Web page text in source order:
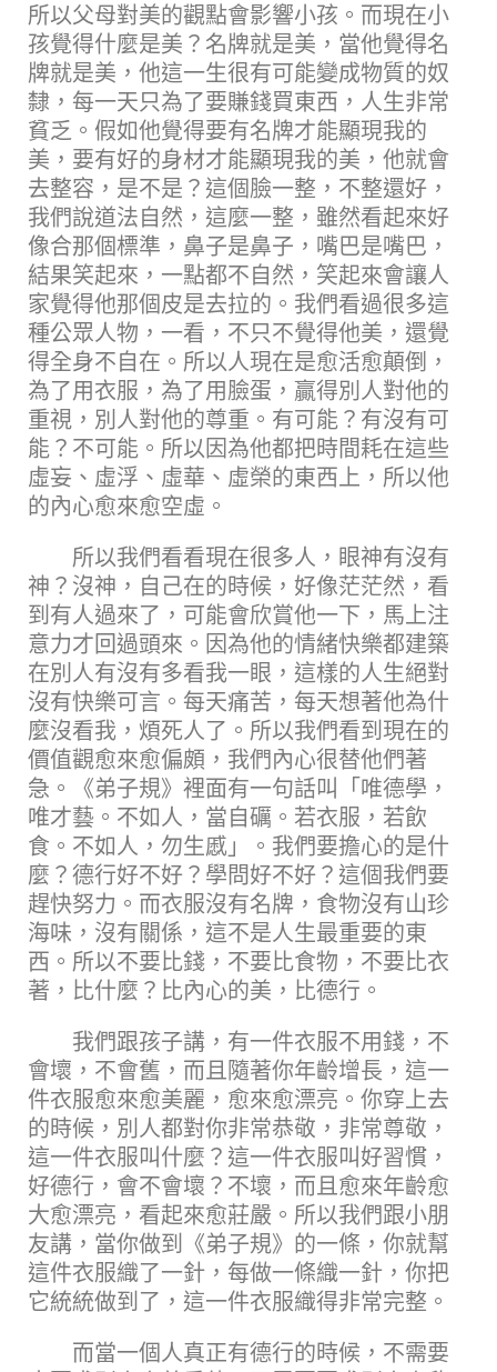
所以父母對美的觀點會影響小孩。而現在小
孩覺得什麼是美？名牌就是美，當他覺得名
牌就是美，他這一生很有可能變成物質的奴
隸，每一天只為了要賺錢買東西，人生非常
貧乏。假如他覺得要有名牌才能顯現我的
美，要有好的身材才能顯現我的美，他就會
去整容，是不是？這個臉一整，不整還好，
我們說道法自然，這麼一整，雖然看起來好
像合那個標準，鼻子是鼻子，嘴巴是嘴巴，
結果笑起來，一點都不自然，笑起來會讓人
家覺得他那個皮是去拉的。我們看過很多這
種公眾人物，一看，不只不覺得他美，還覺
得全身不自在。所以人現在是愈活愈顛倒，
為了用衣服，為了用臉蛋，贏得別人對他的
重視，別人對他的尊重。有可能？有沒有可
能？不可能。所以因為他都把時間耗在這些
虛妄、虛浮、虛華、虛榮的東西上，所以他
的內心愈來愈空虛。
所以我們看看現在很多人，眼神有沒有
神？沒神，自己在的時候，好像茫茫然，看
到有人過來了，可能會欣賞他一下，馬上注
意力才回過頭來。因為他的情緒快樂都建築
在別人有沒有多看我一眼，這樣的人生絕對
沒有快樂可言。每天痛苦，每天想著他為什
麼沒看我，煩死人了。所以我們看到現在的
價值觀愈來愈偏頗，我們內心很替他們著
急。《弟子規》裡面有一句話叫「唯德學，
唯才藝。不如人，當自礪。若衣服，若飲
食。不如人，勿生慼」。我們要擔心的是什
麼？德行好不好？學問好不好？這個我們要
趕快努力。而衣服沒有名牌，食物沒有山珍
海味，沒有關係，這不是人生最重要的東
西。所以不要比錢，不要比食物，不要比衣
著，比什麼？比內心的美，比德行。
我們跟孩子講，有一件衣服不用錢，不
會壞，不會舊，而且隨著你年齡增長，這一
件衣服愈來愈美麗，愈來愈漂亮。你穿上去
的時候，別人都對你非常恭敬，非常尊敬，
這一件衣服叫什麼？這一件衣服叫好習慣，
好德行，會不會壞？不壞，而且愈來年齡愈
大愈漂亮，看起來愈莊嚴。所以我們跟小朋
友講，當你做到《弟子規》的一條，你就幫
這件衣服織了一針，每做一條織一針，你把
它統統做到了，這一件衣服織得非常完整。
而當一個人真正有德行的時候，不需要